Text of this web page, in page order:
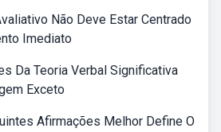
Não Deve Estar Centrado
Imediato
Da Teoria Verbal Significativa
Exceto
Afirmações Melhor Define O